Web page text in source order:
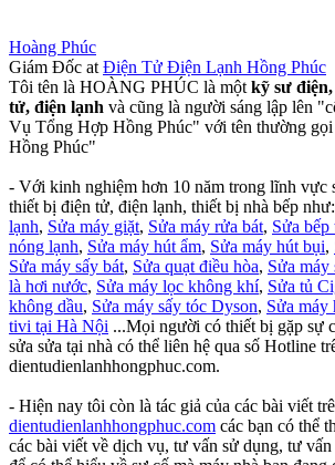
Hoàng Phúc
Giám Đốc at Điện Tử Điện Lạnh Hồng Phúc
Tôi tên là HOÀNG PHÚC là một kỹ sư
tử, điện lạnh và cũng là người sáng lập lên
Vụ Tổng Hợp Hồng Phúc" với tên thường
Hồng Phúc"
- Với kinh nghiệm hơn 10 năm trong lĩnh vực
thiết bị điện tử, điện lạnh, thiết bị nhà bếp như:
lạnh, Sửa máy giặt, Sửa máy rửa bát, Sửa bếp
nóng lạnh, Sửa máy hút ẩm, Sửa máy hút bụi,
Sửa máy sấy bát, Sửa quạt điều hòa, Sửa máy
là hơi nước, Sửa máy lọc không khí, Sửa tủ
không dầu, Sửa máy sấy tóc Dyson, Sửa máy
tivi tại Hà Nội ...Mọi người có thiết bị gặp sự
sửa sửa tại nhà có thể liên hệ qua số Hotline
dientudienlanhhongphuc.com.
- Hiện nay tôi còn là tác giả của các bài viết
dientudienlanhhongphuc.com các bạn có thể
các bài viết về dịch vụ, tư vấn sử dụng, tư